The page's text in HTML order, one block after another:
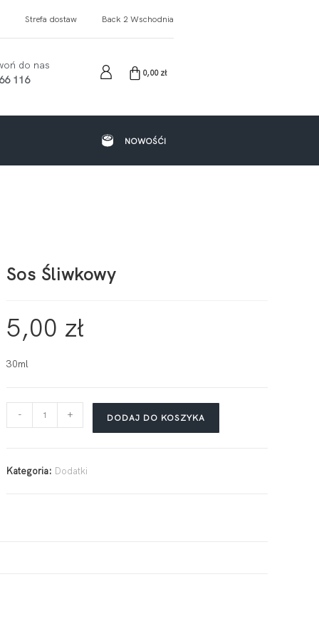
Strefa dostaw Back 2 Wschodnia
do nas
116
0,00 zł
NOWOŚĆI
Sos Śliwkowy
5,00 zł
30ml
- + DODAJ DO KOSZYKA
Kategoria: Dodatki